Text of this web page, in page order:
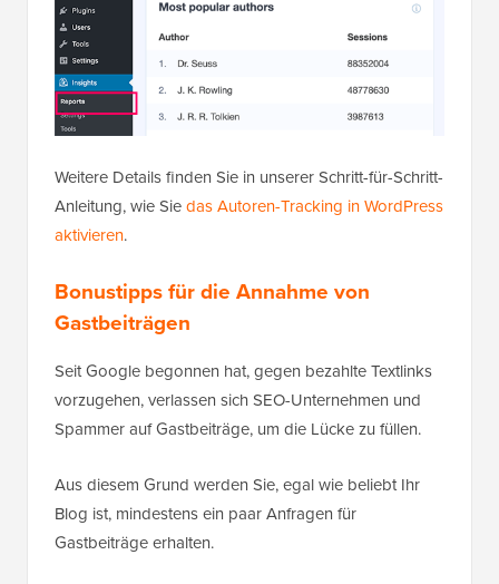
Weitere Details finden Sie in unserer Schritt-für-Schritt-
Anleitung, wie Siedas Autoren-Tracking in WordPress
aktivieren.
Bonustipps für die Annahme von
Gastbeiträgen
Seit Google begonnen hat, gegen bezahlte Textlinks
vorzugehen, verlassen sich SEO-Unternehmen und
Spammer auf Gastbeiträge, um die Lücke zu füllen.
Aus diesem Grund werden Sie, egal wie beliebt Ihr
Blog ist, mindestens ein paar Anfragen für
Gastbeiträge erhalten.